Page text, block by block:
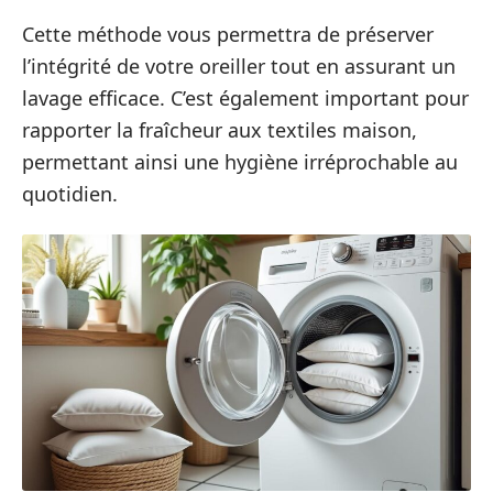
Cette méthode vous permettra de préserver
l’intégrité de votre oreiller tout en assurant un
lavage efficace. C’est également important pour
rapporter la fraîcheur aux textiles maison,
permettant ainsi une hygiène irréprochable au
quotidien.